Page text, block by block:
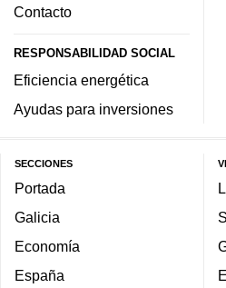
Contacto
RESPONSABILIDAD SOCIAL
Eficiencia energética
Ayudas para inversiones
SECCIONES
Portada
Galicia
Economía
España